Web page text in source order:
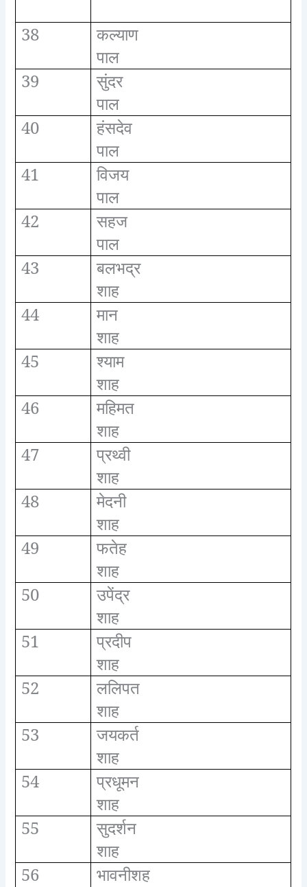
38
कल्याण
पाल
39
सुंदर
पाल
40
हंसदेव
पाल
41
विजय
पाल
42
सहज
पाल
43
बलभद्र
शाह
44
मान
शाह
45
श्याम
शाह
46
महिमत
शाह
47
प्रथ्वी
शाह
48
मेदनी
शाह
49
फतेह
शाह
50
उपेंद्र
शाह
51
प्रदीप
शाह
52
ललिपत
शाह
53
जयकर्त
शाह
54
प्रधूमन
शाह
55
सुदर्शन
शाह
56
भावनीशह